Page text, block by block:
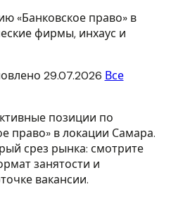
«Банковское право» в
фирмы, инхаус и
29.07.2026 Все
позиции по
право» в локации Самара.
срез рынка: смотрите
занятости и
вакансии.